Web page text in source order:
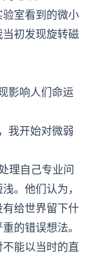
室看到的微小
初发现旋转磁
影响人们命运
我开始对微弱
理自己专业问
。他们认为，
给世界留下什
的错误想法。
能以当时的直